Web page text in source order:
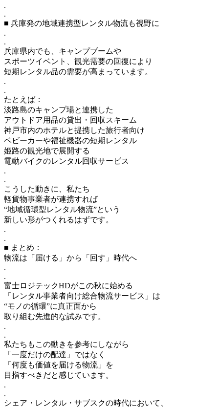
.
.
■ 兵庫発の地域連携型レンタル物流も視野に
.
.
兵庫県内でも、キャンプブームや
スポーツイベント、観光需要の回復により
短期レンタル品の需要が高まっています。
.
.
たとえば：
淡路島のキャンプ場と連携した
アウトドア用品の貸出・回収スキーム
神戸市内のホテルと提携した旅行者向け
ベビーカーや福祉機器の短期レンタル
姫路の観光地で展開する
電動バイクのレンタル回収サービス
.
.
こうした動きに、私たち
軽貨物事業者が連携すれば
“地域循環型レンタル物流”という
新しい形がつくれるはずです。
.
.
■ まとめ：
物流は「届ける」から「回す」時代へ
.
.
富士ロジテックHDがこの秋に始める
「レンタル事業者向け総合物流サービス」は
“モノの循環”に真正面から
取り組む先進的な試みです。
.
.
私たちもこの動きを参考にしながら
「一度だけの配達」ではなく
「何度も価値を届ける物流」を
目指すべきだと感じています。
.
.
シェア・レンタル・サブスクの時代において、